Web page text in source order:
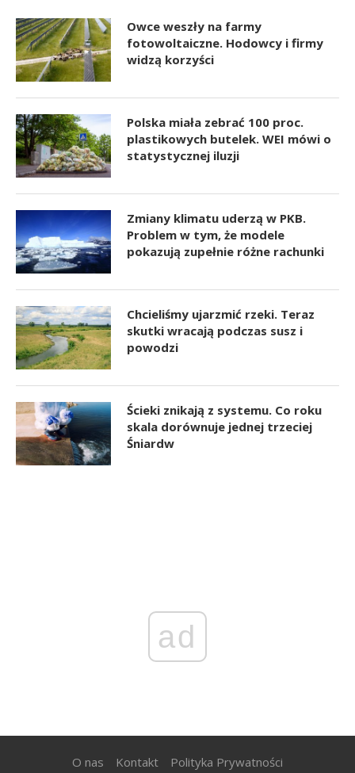
Owce weszły na farmy
fotowoltaiczne. Hodowcy i firmy
widzą korzyści
Polska miała zebrać 100 proc.
plastikowych butelek. WEI mówi o
statystycznej iluzji
Zmiany klimatu uderzą w PKB.
Problem w tym, że modele
pokazują zupełnie różne rachunki
Chcieliśmy ujarzmić rzeki. Teraz
skutki wracają podczas susz i
powodzi
Ścieki znikają z systemu. Co roku
skala dorównuje jednej trzeciej
Śniardw
ad
O nas Kontakt Polityka Prywatności